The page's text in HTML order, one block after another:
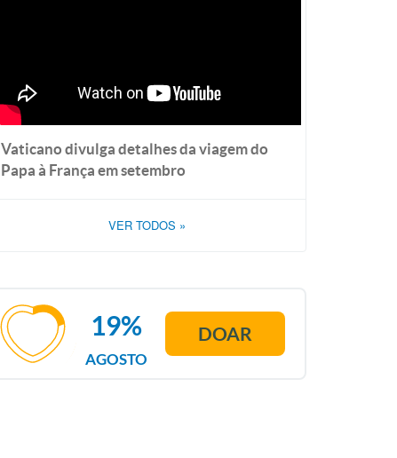
Vaticano divulga detalhes da viagem do
Papa à França em setembro
VER TODOS »
AGOSTO
19% DOAR